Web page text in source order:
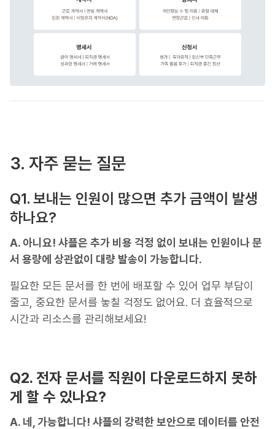
3. 자주 묻는 질문
Q1. 보내는 인원이 많으면 추가 금액이 발생
하나요?
A. 아니요! 샤플은 추가 비용 걱정 없이 보내는 인원이나 문
서 용량에 상관없이 대량 발송이 가능합니다.
필요한 모든 문서를 한 번에 배포할 수 있어 업무 부담이
줄고, 중요한 문서를 놓칠 걱정도 없어요. 더 효율적으로
시간과 리소스를 관리해보세요!
Q2. 전자 문서를 직원이 다운로드하지 못하
게 할 수 있나요?
A. 네, 가능합니다! 샤플의 강력한 보안으로 데이터를 안전